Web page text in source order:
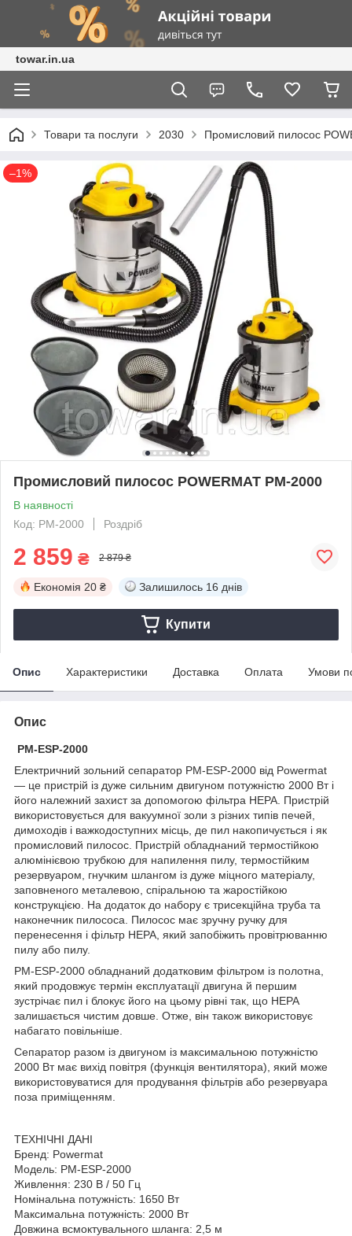
towar.in.ua
Товари та послуги 2030 Промисловий пилосос
–1%
Промисловий пилосос POWERMAT PM-2000
В наявності
Код: PM-2000
Роздріб
2 859 ₴ 2 879 ₴
Економія 20 ₴ Залишилось 16 днів
Купити
Опис Характеристики Доставка Оплата Умови
Опис
PM-ESP-2000
Електричний зольний сепаратор PM-ESP-2000 від Powermat
— це пристрій із дуже сильним двигуном потужністю 2000 Вт і
його належний захист за допомогою фільтра HEPA. Пристрій
використовується для вакуумної золи з різних типів печей,
димоходів і важкодоступних місць, де пил накопичується і як
промисловий пилосос. Пристрій обладнаний термостійкою
алюмінієвою трубкою для напилення пилу, термостійким
резервуаром, гнучким шлангом із дуже міцного матеріалу,
заповненого металевою, спіральною та жаростійкою
конструкцією. На додаток до набору є трисекційна труба та
наконечник пилососа. Пилосос має зручну ручку для
перенесення і фільтр HEPA, який запобіжить провітрюванню
пилу або пилу.
PM-ESP-2000 обладнаний додатковим фільтром із полотна,
який продовжує термін експлуатації двигуна й першим
зустрічає пил і блокує його на цьому рівні так, що HEPA
залишається чистим довше. Отже, він також використовує
набагато повільніше.
Сепаратор разом із двигуном із максимальною потужністю
2000 Вт має вихід повітря (функція вентилятора), який може
використовуватися для продування фільтрів або резервуара
поза приміщенням.
ТЕХНІЧНІ ДАНІ
Бренд: Powermat
Модель: PM-ESP-2000
Живлення: 230 В / 50 Гц
Номінальна потужність: 1650 Вт
Максимальна потужність: 2000 Вт
Довжина всмоктувального шланга: 2,5 м